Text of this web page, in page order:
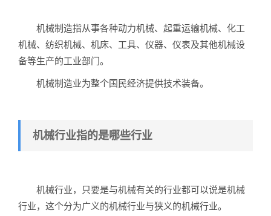
机械制造指从事各种动力机械、起重运输机械、化工
机械、纺织机械、机床、工具、仪器、仪表及其他机械设
备等生产的工业部门。
机械制造业为整个国民经济提供技术装备。
机械行业指的是哪些行业
机械行业，只要是与机械有关的行业都可以说是机械
行业，这个分为广义的机械行业与狭义的机械行业。